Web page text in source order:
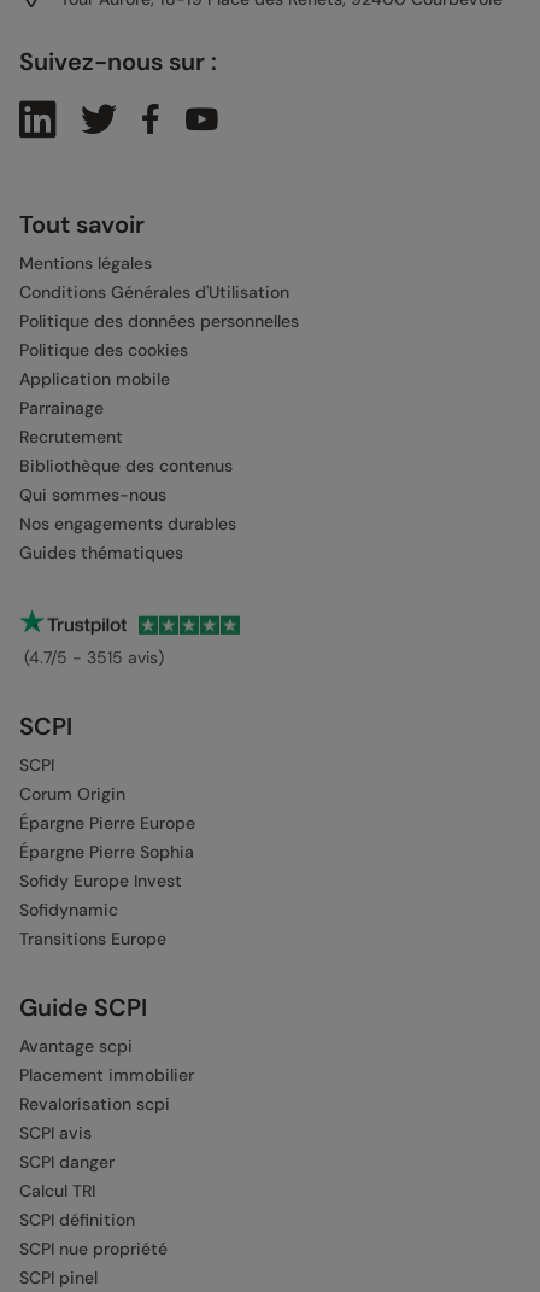
Suivez-nous sur :
Tout savoir
Mentions légales
Conditions Générales d'Utilisation
Politique des données personnelles
Politique des cookies
Application mobile
Parrainage
Recrutement
Bibliothèque des contenus
Qui sommes-nous
Nos engagements durables
Guides thématiques
(4.7/5 - 3515 avis)
SCPI
SCPI
Corum Origin
Épargne Pierre Europe
Épargne Pierre Sophia
Sofidy Europe Invest
Sofidynamic
Transitions Europe
Guide SCPI
Avantage scpi
Placement immobilier
Revalorisation scpi
SCPI avis
SCPI danger
Calcul TRI
SCPI définition
SCPI nue propriété
SCPI pinel